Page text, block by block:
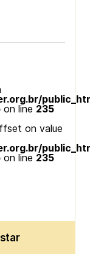
on line 235
on value
on line 235